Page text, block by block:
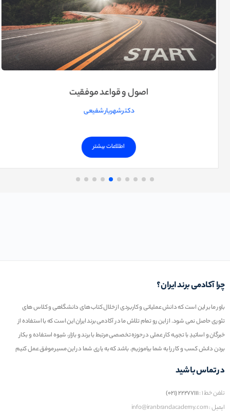
اصول و قواعد موفقیت
دکتر شهریار شفیعی
اطلاعات بیشتر
چرا آکادمی برند ایران؟
باور ما بر این است که دانش عملیاتی و کاربردی از خلال کتاب های دانشگاهی و کلاس های
تئوری حاصل نمی شود. از این رو تمام تلاش ما در آکادمی برند ایران این است که با استفاده از
خبرگان و اساتیدِ با تجربه کار عملی در حوزه تخصصی مرتبط با برند و بازار، شیوه استفاده و بکار
بردن دانش کسب و کار را به شما بیاموزیم. باشد که به یاری شما در این مسیر موفق عمل کنیم
در تماس باشید
تلفن خط ۱ : ۲۲۲۷۷۱۱۱ (۰۲۱)
ایمیل : info@iranbrandacademy.com